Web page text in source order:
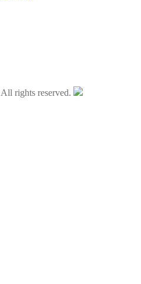
All rights reserved.